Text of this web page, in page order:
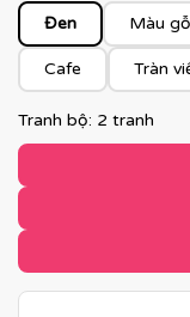
Đen Màu
Cafe Tràn
Tranh bộ: 2 tranh